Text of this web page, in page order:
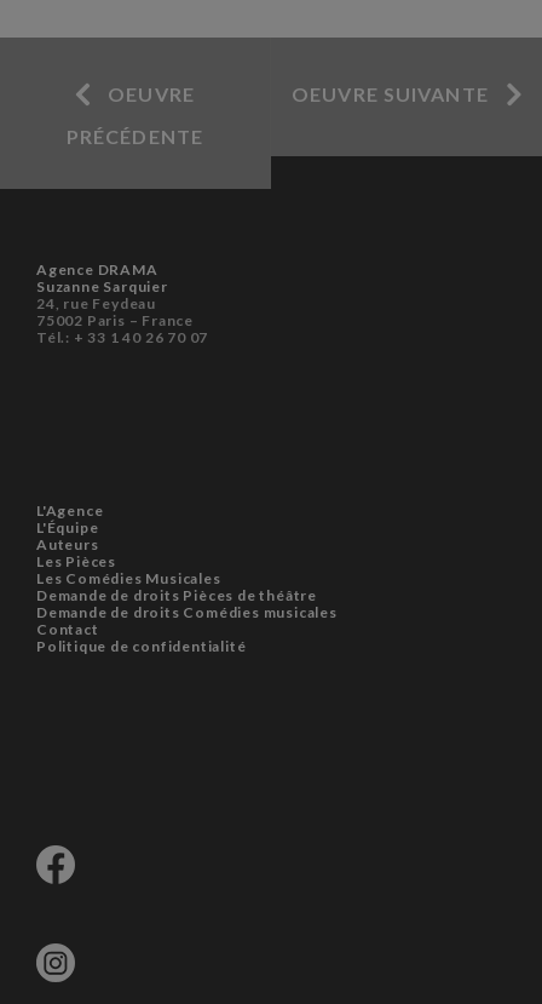
OEUVRE
PRÉCÉDENTE
OEUVRE SUIVANTE
Agence DRAMA
Suzanne Sarquier
24, rue Feydeau
75002 Paris – France
Tél.: + 33 1 40 26 70 07
L'Agence
L'Équipe
Auteurs
Les Pièces
Les Comédies Musicales
Demande de droits Pièces de théâtre
Demande de droits Comédies musicales
Contact
Politique de confidentialité